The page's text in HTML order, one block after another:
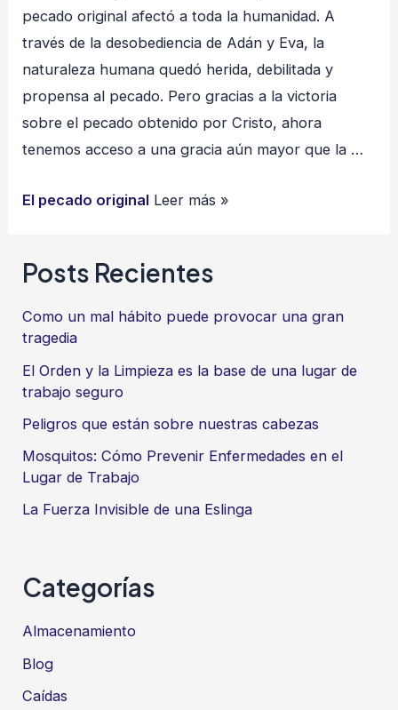
pecado original afectó a toda la humanidad. A
través de la desobediencia de Adán y Eva, la
naturaleza humana quedó herida, debilitada y
propensa al pecado. Pero gracias a la victoria
sobre el pecado obtenido por Cristo, ahora
tenemos acceso a una gracia aún mayor que la …
El pecado original Leer más »
Posts Recientes
Como un mal hábito puede provocar una gran
tragedia
El Orden y la Limpieza es la base de una lugar de
trabajo seguro
Peligros que están sobre nuestras cabezas
Mosquitos: Cómo Prevenir Enfermedades en el
Lugar de Trabajo
La Fuerza Invisible de una Eslinga
Categorías
Almacenamiento
Blog
Caídas